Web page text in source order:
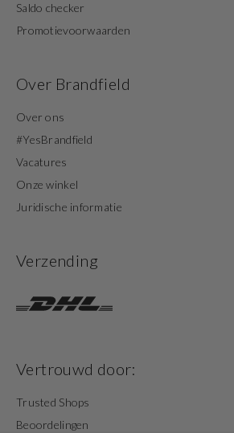
Saldo checker
Promotievoorwaarden
Over Brandfield
Over ons
#YesBrandfield
Vacatures
Onze winkel
Juridische informatie
Verzending
Vertrouwd door:
Trusted Shops
Beoordelingen